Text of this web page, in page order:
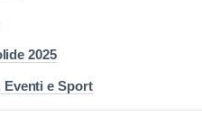
2025
Eventi e Sport